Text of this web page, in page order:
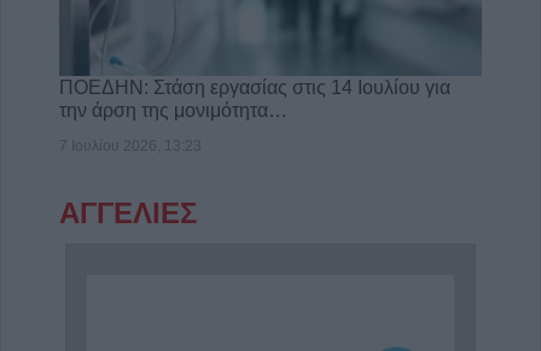
ΠΟΕΔΗΝ: Στάση εργασίας στις 14 Ιουλίου για
την άρση της μονιμότητα…
7 Ιουλίου 2026, 13:23
ΑΓΓΕΛΙΕΣ